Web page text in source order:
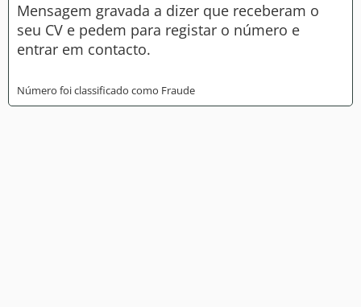
Mensagem gravada a dizer que receberam o
seu CV e pedem para registar o número e
entrar em contacto.
Número foi classificado como Fraude